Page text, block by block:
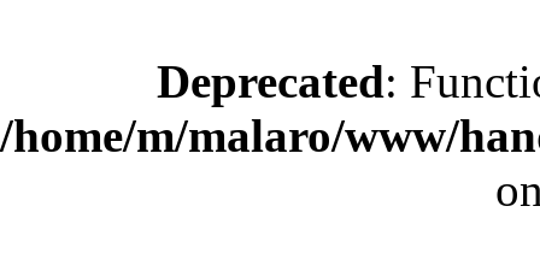
Deprecated:
/home/m/malaro/www/